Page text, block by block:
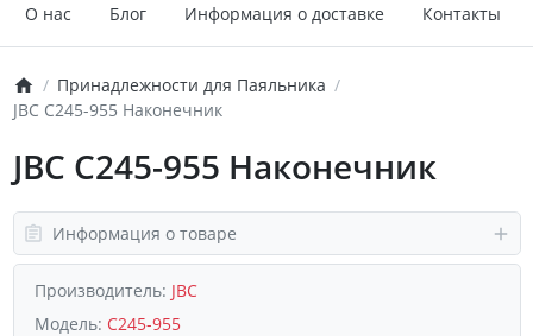
О нас Блог Информация о доставке Контакты
Принадлежности для Паяльника
JBC C245-955 Наконечник
JBC C245-955 Наконечник
Информация о товаре
Производитель: JBC
Модель: C245-955